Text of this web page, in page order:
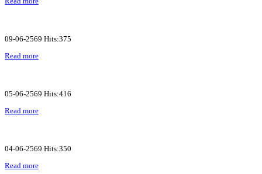
09-06-2569 Hits:375
Read more
05-06-2569 Hits:416
Read more
04-06-2569 Hits:350
Read more